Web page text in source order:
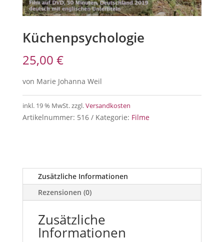
Küchenpsychologie
25,00 €
von Marie Johanna Weil
inkl. 19 % MwSt.zzgl.Versandkosten
Artikelnummer: 516 Kategorie: Filme
Zusätzliche Informationen
Rezensionen (0)
Zusätzliche
Informationen